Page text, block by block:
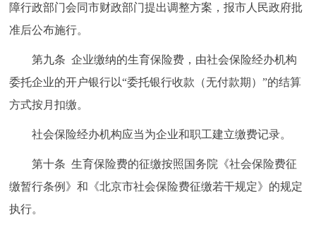
障行政部门会同市财政部门提出调整方案，报市人民政府批
准后公布施行。
第九条 企业缴纳的生育保险费，由社会保险经办机构
委托企业的开户银行以“委托银行收款（无付款期）”的结算
方式按月扣缴。
社会保险经办机构应当为企业和职工建立缴费记录。
第十条 生育保险费的征缴按照国务院《社会保险费征
缴暂行条例》和《北京市社会保险费征缴若干规定》的规定
执行。